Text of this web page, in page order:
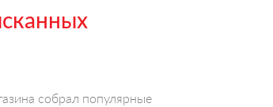
собрал популярные